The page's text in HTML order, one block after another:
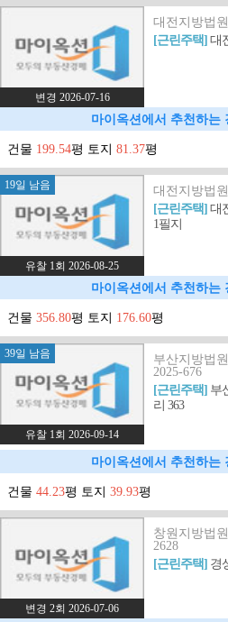
변경 2026-07-16
대전지방법
[근린주택]대
마이옥션에서 추천하는
건물 199.54평 토지 81.37평
19일 남음
유찰 1회 2026-08-25
대전지방법
[근린주택]대
1필지
마이옥션에서 추천하는
건물 356.80평 토지 176.60평
39일 남음
유찰 1회 2026-09-14
부산지방법
2025-676
[근린주택] 부
리 363
마이옥션에서 추천하는
건물 44.23평 토지 39.93평
변경 2회 2026-07-06
창원지방법
2628
[근린주택] 경